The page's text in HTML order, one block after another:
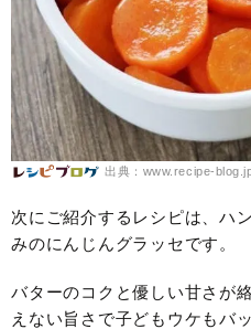
出典：www.recipe-
次にご紹介するレシピは、ハ
みのにんじんグラッセです。
バターのコクと優しい甘さが
えない旨さで子どもウケもバ